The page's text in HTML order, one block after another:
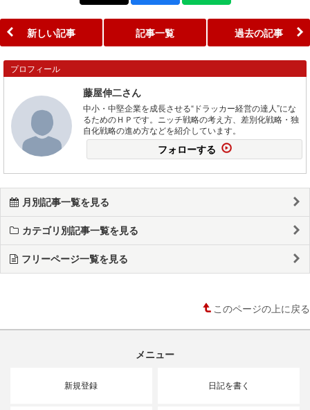
新しい記事 記事一覧 過去の記事
プロフィール
藤屋伸二さん
中小・中堅企業を成長させる“ドラッカー経営の達人”にな
るためのＨＰです。ニッチ戦略の考え方、差別化戦略・独
自化戦略の進め方などを紹介しています。
フォローする
月別記事一覧を見る
カテゴリ別記事一覧を見る
フリーページ一覧を見る
このページの上に戻る
メニュー
新規登録 日記を書く